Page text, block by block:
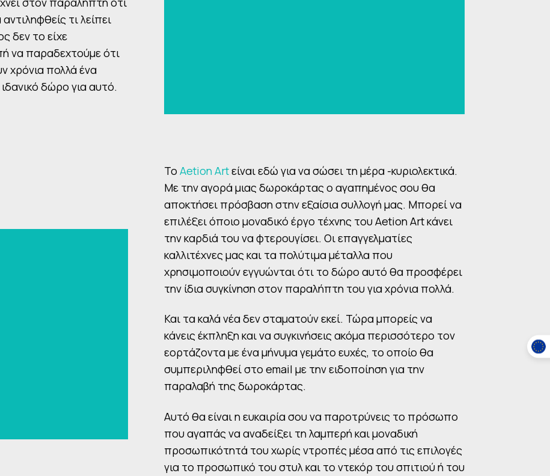
τι λείπει
δεν το είχε
να παραδεχτούμε ότι
χρόνια πολλά ένα
δώρο για αυτό.
Το Aetion Artείναι εδώ για να σώσει τη μέρα -κυριολεκτικά.
Με την αγορά μιας δωροκάρτας ο αγαπημένος σου θα
αποκτήσει πρόσβαση στην εξαίσια συλλογή μας. Μπορεί να
επιλέξει όποιο μοναδικό έργο τέχνης του Aetion Art κάνει
την καρδιά του να φτερουγίσει. Οι επαγγελματίες
καλλιτέχνες μας και τα πολύτιμα μέταλλα που
χρησιμοποιούν εγγυώνται ότι το δώρο αυτό θα προσφέρει
την ίδια συγκίνηση στον παραλήπτη του για χρόνια πολλά.
Και τα καλά νέα δεν σταματούν εκεί. Τώρα μπορείς να
κάνεις έκπληξη και να συγκινήσεις ακόμα περισσότερο τον
εορτάζοντα με ένα μήνυμα γεμάτο ευχές, το οποίο θα
συμπεριληφθεί στο email με την ειδοποίηση για την
παραλαβή της δωροκάρτας.
Αυτό θα είναι η ευκαιρία σου να παροτρύνεις το πρόσωπο
που αγαπάς να αναδείξει τη λαμπερή και μοναδική
προσωπικότητά του χωρίς ντροπές μέσα από τις επιλογές
για το προσωπικό του στυλ και το ντεκόρ του σπιτιού ή του